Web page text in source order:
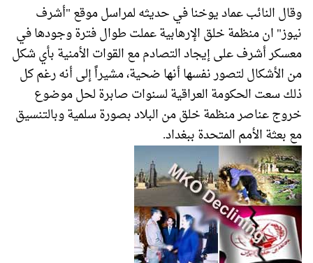
وقال النائب عماد يوخنا في حديثه لمراسل موقع "أشرف
نيوز" ان منظمة خلق الإرهابية عملت طوال فترة وجودها في
معسكر أشرف على إيجاد التصادم مع القوات الأمنية بأي شكل
من الأشكال لتصور نفسها أنها ضحية، مشيراً إلى أنه رغم كل
ذلك سعت الحكومة العراقية لسنوات صابرة لحل موضوع
خروج عناصر منظمة خلق من البلاد بصورة سلمية وبالتنسيق
مع بعثة الأمم المتحدة ببغداد.